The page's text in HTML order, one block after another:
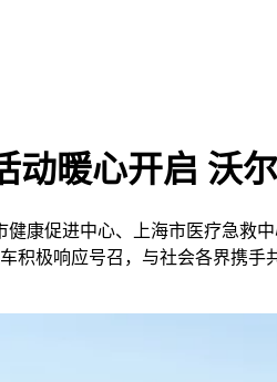
暖心开启 沃
康促进中心、上海市医疗急
极响应号召，与社会各界携